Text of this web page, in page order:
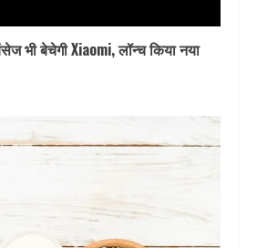
भी बेचेगी Xiaomi, लॉन्च किया नया